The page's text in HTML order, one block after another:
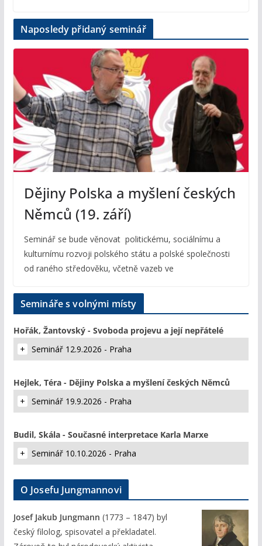
Naposledy přidaný seminář
Dějiny Polska a myšlení českých
Němců (19. září)
Seminář se bude věnovat politickému, sociálnímu a
kulturnímu rozvoji polského státu a polské společnosti
od raného středověku, včetně vazeb ve
Semináře s volnými místy
Hořák, Žantovský - Svoboda projevu a její nepřátelé
Seminář 12.9.2026 - Praha
Hejlek, Téra - Dějiny Polska a myšlení českých Němců
Seminář 19.9.2026 - Praha
Budil, Skála - Současné interpretace Karla Marxe
Seminář 10.10.2026 - Praha
O Josefu Jungmannovi
Josef Jakub Jungmann (1773 – 1847) byl
český filolog, spisovatel a překladatel.